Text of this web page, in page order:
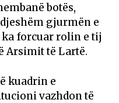
botës,
gjurmën e
forcuar rolin e tij
Arsimit të Lartë.
kuadrin e
vazhdon të